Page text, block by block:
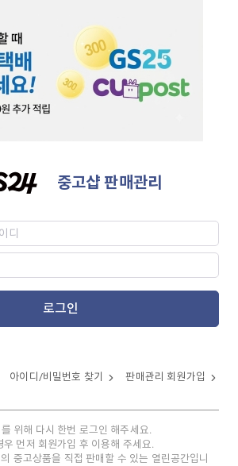
중고샵 판매관리
로그인
아이디/비밀번호 찾기 판매관리 회원가입
위해 다시 한번 로그인 해주세요.
우 먼저 회원가입 후 이용해 주세요.
중고상품을 직접 판매할 수 있는 열린공간입니